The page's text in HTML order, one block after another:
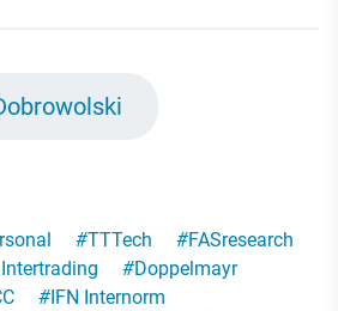
#TTTech #FASresearch
#Doppelmayr
#IFN Internorm